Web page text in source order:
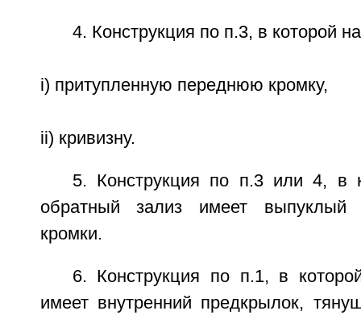
4. Конструкция по п.3, в которой
i) притупленную переднюю кромку,
ii) кривизну.
5. Конструкция по п.3 или 4, в
обратный зализ имеет выпуклый
кромки.
6. Конструкция по п.1, в
имеет внутренний предкрылок,